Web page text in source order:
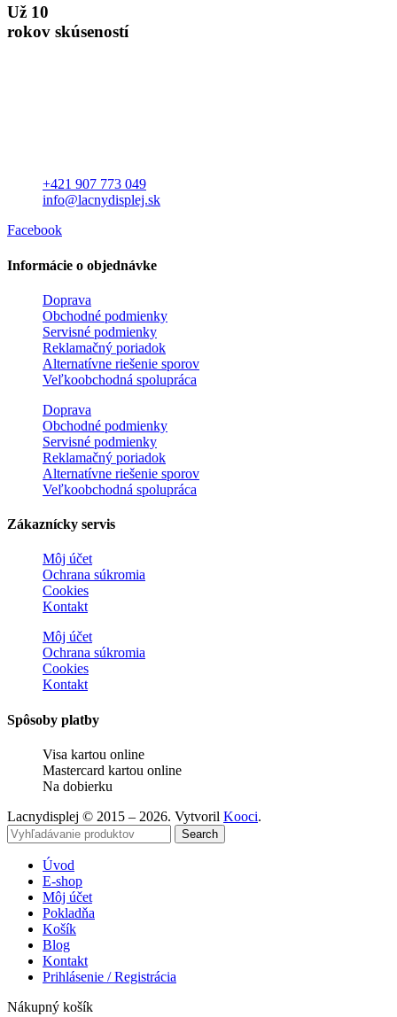
Už 10
rokov skúseností
+421 907 773 049
info@lacnydisplej.sk
Facebook
Informácie o objednávke
Doprava
Obchodné podmienky
Servisné podmienky
Reklamačný poriadok
Alternatívne riešenie sporov
Veľkoobchodná spolupráca
Doprava
Obchodné podmienky
Servisné podmienky
Reklamačný poriadok
Alternatívne riešenie sporov
Veľkoobchodná spolupráca
Zákaznícky servis
Môj účet
Ochrana súkromia
Cookies
Kontakt
Môj účet
Ochrana súkromia
Cookies
Kontakt
Spôsoby platby
Visa kartou online
Mastercard kartou online
Na dobierku
Lacnydisplej © 2015 – 2026. Vytvoril Kooci.
Search
Úvod
E-shop
Môj účet
Pokladňa
Košík
Blog
Kontakt
Prihlásenie / Registrácia
Nákupný košík